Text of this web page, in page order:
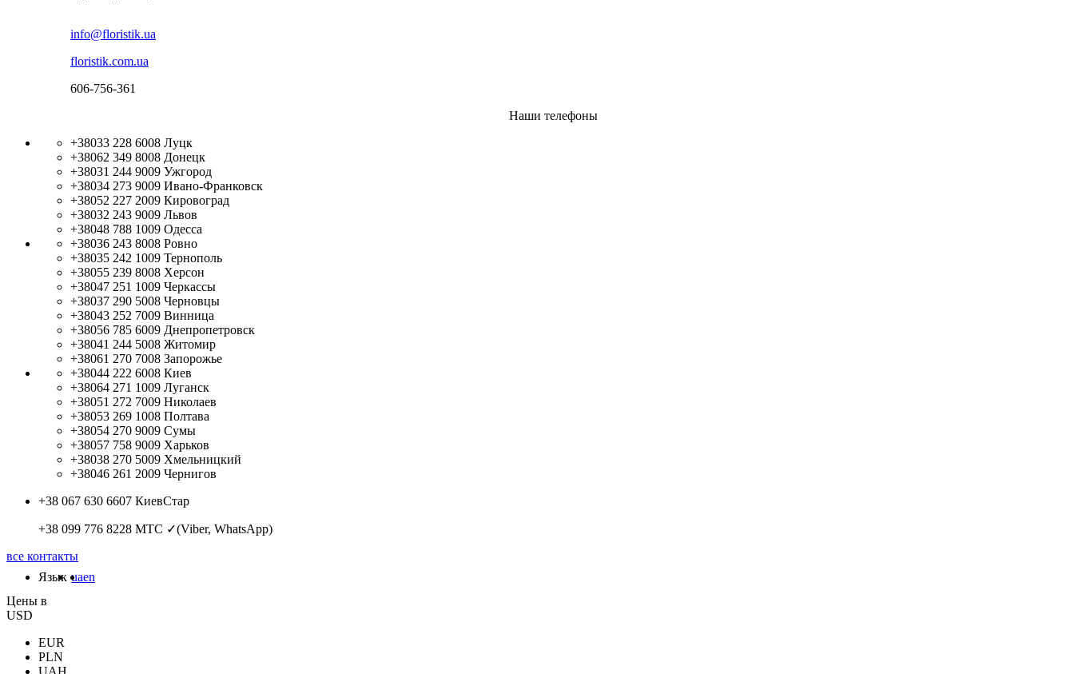
info@floristik.ua
floristik.com.ua
606-756-361
Наши телефоны
+38033 228 6008 Луцк
+38062 349 8008 Донецк
+38031 244 9009 Ужгород
+38034 273 9009 Ивано-Франковск
+38052 227 2009 Кировоград
+38032 243 9009 Львов
+38048 788 1009 Одесса
+38036 243 8008 Ровно
+38035 242 1009 Тернополь
+38055 239 8008 Херсон
+38047 251 1009 Черкассы
+38037 290 5008 Черновцы
+38043 252 7009 Винница
+38056 785 6009 Днепропетровск
+38041 244 5008 Житомир
+38061 270 7008 Запорожье
+38044 222 6008 Киев
+38064 271 1009 Луганск
+38051 272 7009 Николаев
+38053 269 1008 Полтава
+38054 270 9009 Сумы
+38057 758 9009 Харьков
+38038 270 5009 Хмельницкий
+38046 261 2009 Чернигов
+38 067 630 6607 КиевСтар
+38 099 776 8228 МТС ✓(Viber, WhatsApp)
все контакты
Язык uaen
Цены в
USD
EUR
PLN
UAH